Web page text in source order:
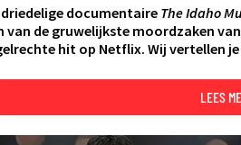
driedelige documentaire The Idaho
van de gruwelijkste moordzaken
hit op Netflix. Wij vertellen
LEES